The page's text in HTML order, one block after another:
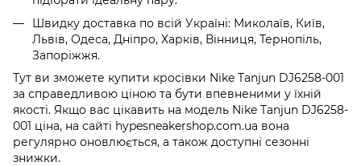
Швидку доставка по всій Україні: Миколаїв, Київ,
Львів, Одеса, Дніпро, Харків, Вінниця, Тернопіль,
Запоріжжя.
Тут ви зможете купити кросівки Nike Tanjun DJ6258-001
за справедливою ціною та бути впевненими у їхній
якості. Якщо вас цікавить на модель Nike Tanjun DJ6258-
001 ціна, на сайті hypesneakershop.com.ua вона
регулярно оновлюється, а також доступні сезонні
знижки.